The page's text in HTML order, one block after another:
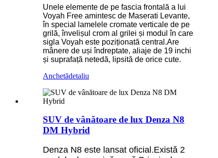
Unele elemente de pe fascia frontală a lui
Voyah Free amintesc de Maserati Levante,
în special lamelele cromate verticale de pe
grilă, învelișul crom al grilei și modul în care
sigla Voyah este poziționată central.Are
mânere de uși îndreptate, aliaje de 19 inchi
și suprafață netedă, lipsită de orice cute.
Anchetădetaliu
SUV de vânătoare de lux Denza N8
DM Hybrid
Denza N8 este lansat oficial.Există 2